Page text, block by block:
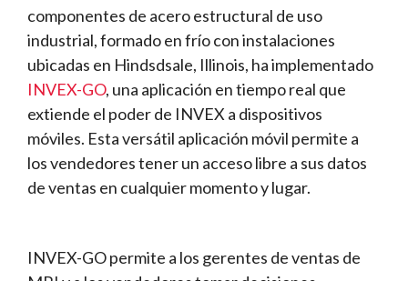
componentes de acero estructural de uso
industrial, formado en frío con instalaciones
ubicadas en Hindsdsale, Illinois, ha implementado
INVEX-GO, una aplicación en tiempo real que
extiende el poder de INVEX a dispositivos
móviles. Esta versátil aplicación móvil permite a
los vendedores tener un acceso libre a sus datos
de ventas en cualquier momento y lugar.
INVEX-GO permite a los gerentes de ventas de